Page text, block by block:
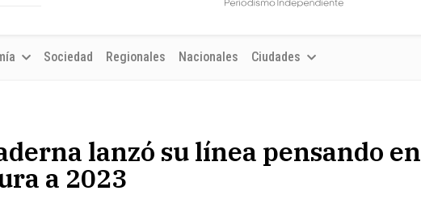
Sociedad Regionales Nacionales Ciudades
lanzó su línea pensando en
a 2023